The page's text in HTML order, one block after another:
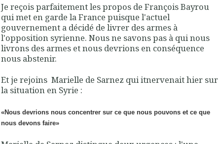
Je reçois parfaitement les propos de François Bayrou
qui met en garde la France puisque l'actuel
gouvernement a décidé de livrer des armes à
l'opposition syrienne. Nous ne savons pas à qui nous
livrons des armes et nous devrions en conséquence
nous abstenir.
Et je rejoins Marielle de Sarnez qui itnervenait hier sur
la situation en Syrie :
«Nous devrions nous concentrer sur ce que nous pouvons et ce que
nous devons faire»